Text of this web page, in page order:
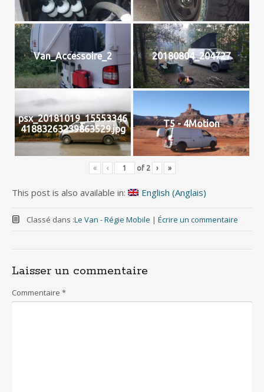
Van_Accessoire_2 20180804_204727
psx_20181019_15553346
41883263239863529.jpg
T5 - 4Motion
« ‹ of 2 › »
This post is also available in: English (Anglais)
Classé dans :Le Van - Régie Mobile | Écrire un commentaire
Laisser un commentaire
Commentaire *